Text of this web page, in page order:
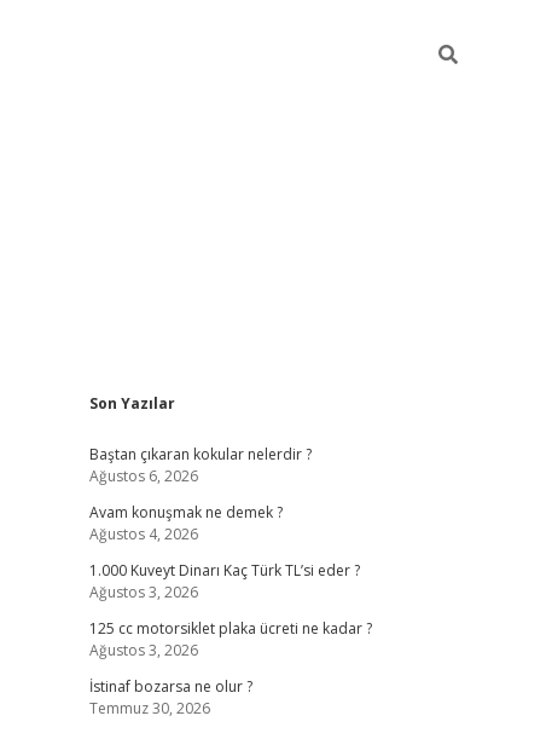
Sidebar
Son Yazılar
Baştan çıkaran kokular nelerdir ?
Ağustos 6, 2026
Avam konuşmak ne demek ?
Ağustos 4, 2026
1.000 Kuveyt Dinarı Kaç Türk TL’si eder ?
Ağustos 3, 2026
125 cc motorsiklet plaka ücreti ne kadar ?
Ağustos 3, 2026
İstinaf bozarsa ne olur ?
Temmuz 30, 2026